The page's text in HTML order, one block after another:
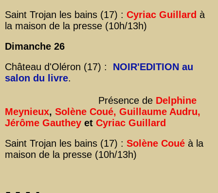
Saint Trojan les bains (17) : Cyriac Guillard à
la maison de la presse (10h/13h)
Dimanche 26
Château d'Oléron (17) : NOIR'EDITION au
salon du livre.
Présence de Delphine
Meynieux, Solène Coué, Guillaume Audru,
Jérôme Gauthey et Cyriac Guillard
Saint Trojan les bains (17) : Solène Coué à la
maison de la presse (10h/13h)